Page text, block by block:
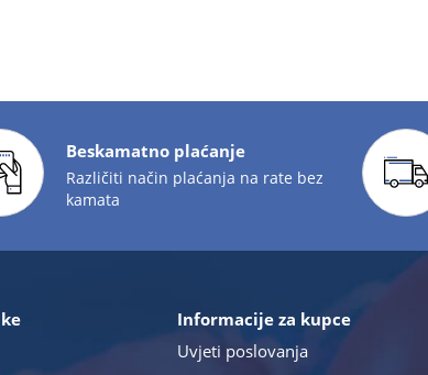
Beskamatno plaćanje
Različiti način plaćanja na rate bez
kamata
Informacije za kupce
Uvjeti poslovanja